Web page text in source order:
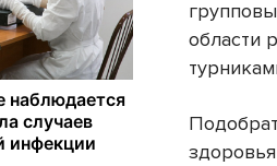
области